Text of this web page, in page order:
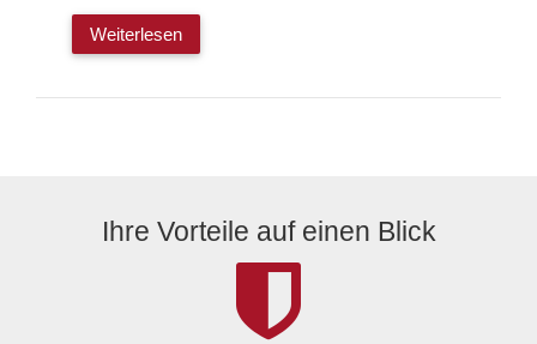
Weiterlesen
Ihre Vorteile auf einen Blick